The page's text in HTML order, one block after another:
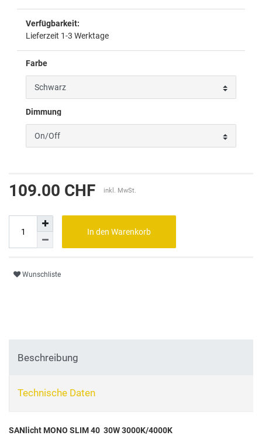
Verfügbarkeit:
Lieferzeit 1-3 Werktage
Farbe
Dimmung
109.00 CHF inkl. MwSt.
In den Warenkorb
Wunschliste
Beschreibung
Technische Daten
SANlicht MONO SLIM 40 30W 3000K/4000K